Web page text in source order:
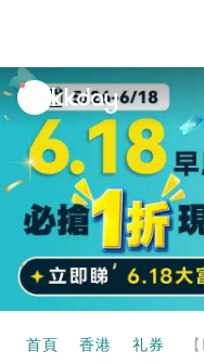
unread
notifications
首頁 香港 礼券